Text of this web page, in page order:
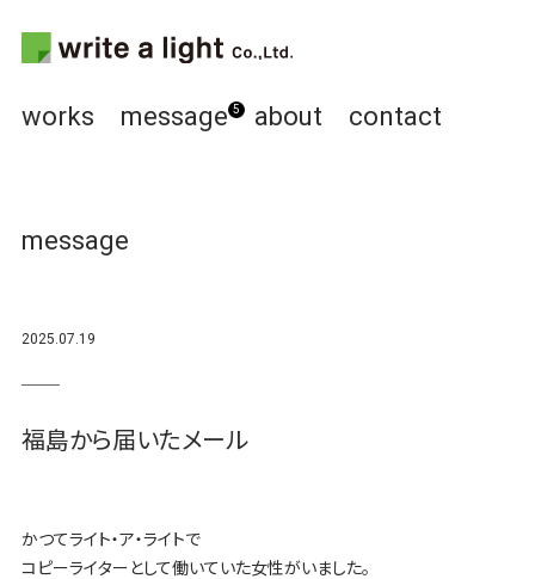
works message 5 about contact
message
2025.07.19
福島から届いたメール
かつてライト・ア・ライトで
コピーライターとして働いていた女性がいました。